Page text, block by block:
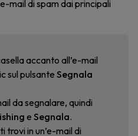
mail di spam dai principali
accanto all’e-mail
sul pulsante Segnala
da segnalare, quindi
e Segnala.
trovi in un’e-mail di